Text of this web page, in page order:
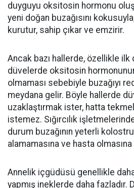
duyguyu oksitosin hormonu
yeni doğan buzağısını
kurutur, sahip çıkar ve emzirir.
Ancak bazı hallerde, özellikle ilk
düvelerde oksitosin
olmaması sebebiyle buzağıyı
meydana gelir. Böyle hallerde
uzaklaştırmak ister, hatta
istemez. Sığırcılık
durum buzağının yeterli
alamamasına ve hasta
Annelik içgüdüsü genellikle
yapmış ineklerde daha fazladır.